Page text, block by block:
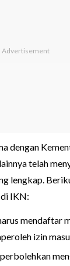
dengan
telah
lengkap.
IKN:
mendaftar
izin